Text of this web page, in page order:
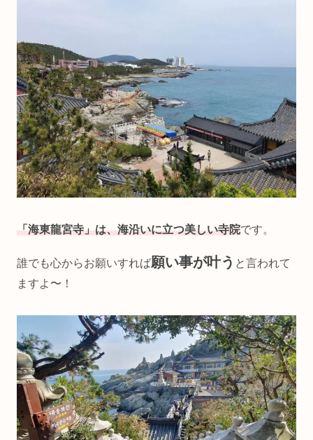
「海東龍宮寺」は、海沿いに立つ美しい寺院です。
誰でも心からお願いすれば願い事が叶う と言われて
ますよ〜！